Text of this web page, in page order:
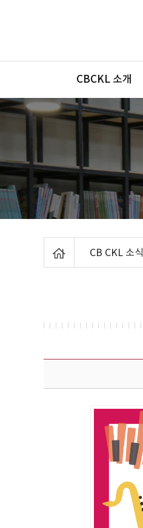
메뉴
CBCKL 소개
CB CKL 소식
콘텐츠이슈 상세보기 - 제목, 담당부서, 담당자, 담당연락처, 내용, 첨부파일 정보 제공